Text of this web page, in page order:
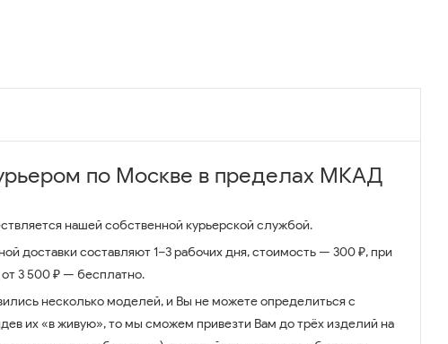
по Москве в пределах МКАД
нашей собственной курьерской службой.
доставки составляют 1–3 рабочих дня, стоимость — 300 ₽, при
от 3 500 ₽ — бесплатно.
несколько моделей, и Вы не можете определиться с
их «в живую», то мы сможем привезти Вам до трёх изделий на